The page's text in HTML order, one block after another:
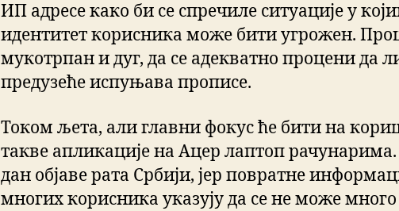
ИП адресе како би се спречиле ситуације у
идентитет корисника може бити угрожен.
мукотрпан и дуг, да се адекватно процени да
предузеће испуњава прописе.
Током љета, али главни фокус ће бити на
такве апликације на Ацер лаптоп
дан објаве рата Србији, јер повратне
многих корисника указују да се не може